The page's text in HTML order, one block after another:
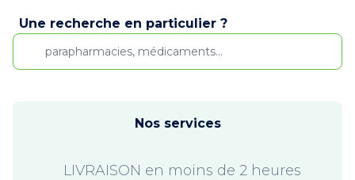
Une recherche en particulier ?
Nos services
LIVRAISON en moins de 2 heures